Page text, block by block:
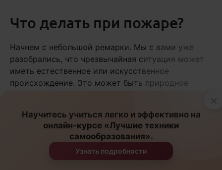
×
Научитесь учиться легко и эффективно на
онлайн-курсе «Лучшие техники
самообразования».
Узнать подробности
Что делать при пожаре?
Начнем с небольшой ремарки. Мы с вами уже
разобрались, что чрезвычайная ситуация может
иметь естественное или искусственное
происхождение. Это может быть природное
неповиновения, погромы, поджоги.
В контексте нашего курса мы будем
рассматривать алгоритм действий при ЧС по